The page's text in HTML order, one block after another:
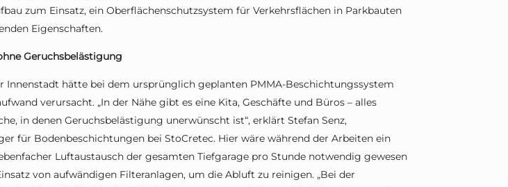
zum Einsatz, ein Oberflächenschutzsystem für Verkehrsflächen in Parkbauten
Eigenschaften.
Geruchsbelästigung
Innenstadt hätte bei dem ursprünglich geplanten PMMA-Beschichtungssystem
verursacht. „In der Nähe gibt es eine Kita, Geschäfte und Büros – alles
in denen Geruchsbelästigung unerwünscht ist“, erklärt Stefan Senz,
für Bodenbeschichtungen bei StoCretec. Hier wäre während der Arbeiten ein
Luftaustausch der gesamten Tiefgarage pro Stunde notwendig gewesen
von aufwändigen Filteranlagen, um die Abluft zu reinigen. „Bei der